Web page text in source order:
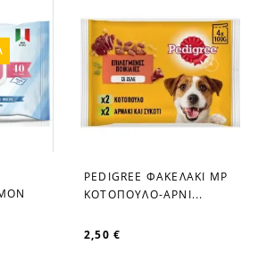
favorite_border
PEDIGREE ΦΑΚΕΛΑΚΙ MP
ΚΟΤΟΠΟΥΛΟ-ΑΡΝΙ...
2,50 €